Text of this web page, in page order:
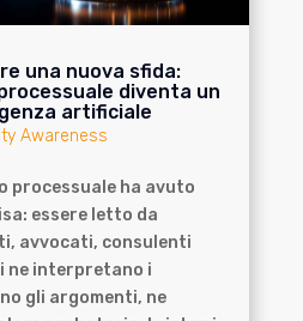
una nuova sfida:
diventa un
artificiale
Awareness
processuale ha avuto
essere letto da
avvocati, consulenti
ne interpretano i
gli argomenti, ne